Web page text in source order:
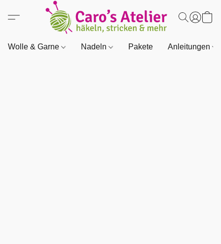
Wolle & Garne Nadeln Pakete Anleitungen